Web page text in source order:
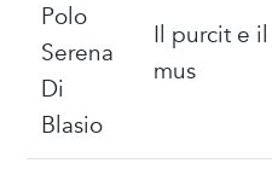
Polo
Serena
Di
Blasio
Il purcit e il
mus